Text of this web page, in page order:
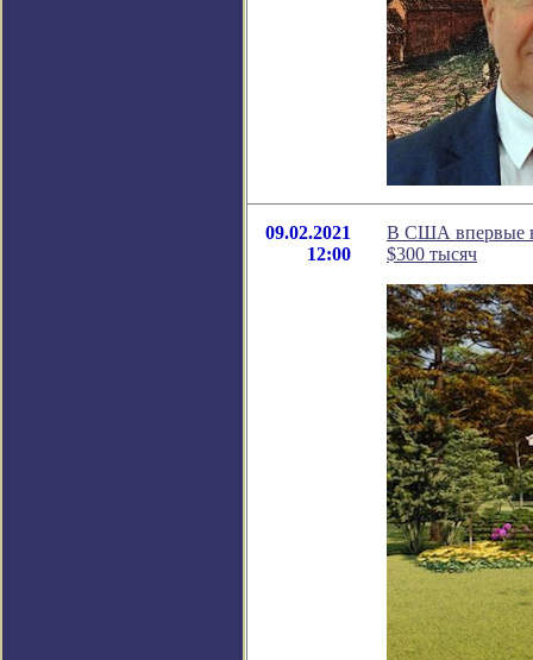
09.02.2021
12:00
В США впервые
$300 тысяч